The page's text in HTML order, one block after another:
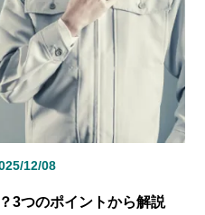
ク事業者の方は参考にして
12/08
3つのポイントから解説